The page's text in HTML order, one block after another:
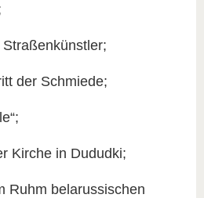
der Schmiede;
Kirche in Dududki;
Ruhm belarussischen